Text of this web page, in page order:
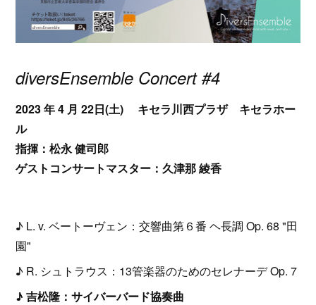
diversEnsemble Concert #4
2023 年 4 月 22日(土) キセラ川西プラザ キセラホー
ル
指揮：松永 健司郎
ゲストコンサートマスター：久津那 綾香
♪ L. v. ベートーヴェン：交響曲第６番 ヘ長調 Op. 68 "田
園"
♪ R. シュトラウス：13管楽器のためのセレナーデ Op. 7
♪ 吉松隆：サイバーバード協奏曲